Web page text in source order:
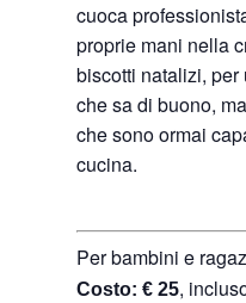
cuoca
proprie mani nella
biscotti natalizi,
che sa di buono,
che sono ormai
cucina.
Per bambini e
Costo:€ 25,